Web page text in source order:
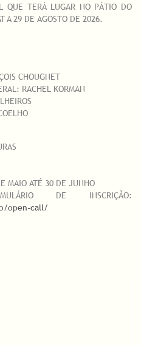
QUE TERÁ LUGAR NO PÁTIO DO
A 29 DE AGOSTO DE 2026.
CHOUGNET
RACHEL KORMAN
MAIO ATÉ 30 DE JUNHO
DE INSCRIÇÃO:
open-call/